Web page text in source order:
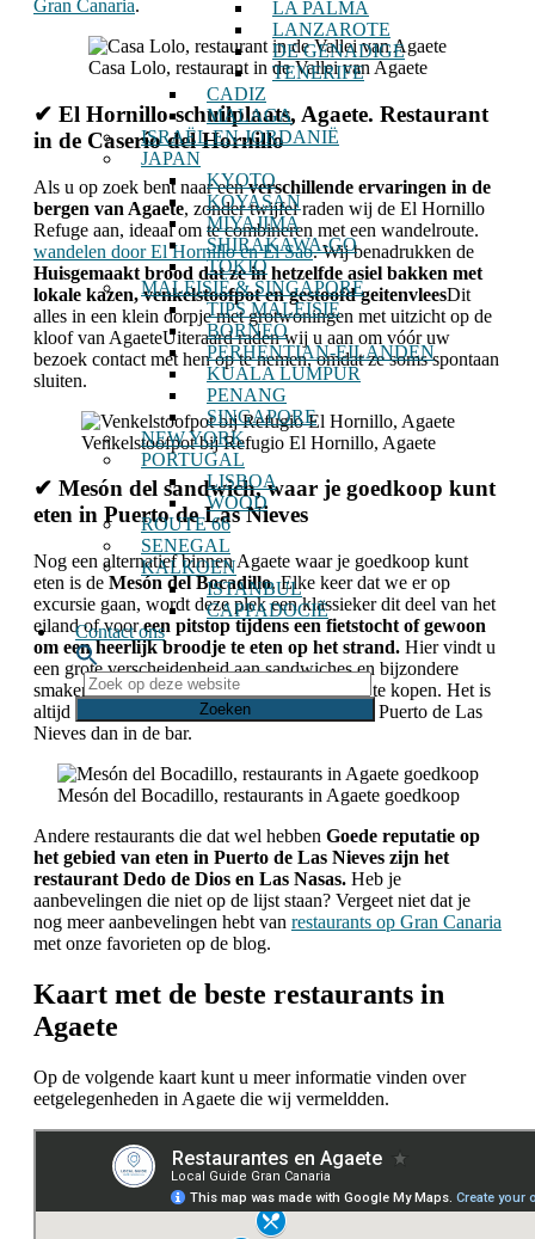
LA PALMA
LANZAROTE
DE GENADIGE
TENERIFE
CADIZ
MALAGA
ISRAËL EN JORDANIË
JAPAN
KYOTO
KOYASAN
MIYAJIMA
SHIRAKAWA-GO
TOKIO
MALEISIË & SINGAPORE
TIPS MALEISIË
BORNEO
PERHENTIAN-EILANDEN
KUALA LUMPUR
PENANG
SINGAPORE
NEW YORK
PORTUGAL
LISBOA
WOOD
ROUTE 66
SENEGAL
KALKOEN
ISTANBUL
CAPPADOCIË
Contact ons
Zoek
op
deze
website
Gran Canaria.
Casa Lolo, restaurant in de Vallei van Agaete
✔ El Hornillo-schuilplaats, Agaete. Restaurant
in de Caserío del Hornillo
Als u op zoek bent naar eenverschillende ervaringen in de
bergen van Agaete, zonder twijfel raden wij de El Hornillo
Refuge aan, ideaal om te combineren met een wandelroute.
wandelen door El Hornillo en El Sao. Wij benadrukken de
Huisgemaakt brood dat ze in hetzelfde asiel bakken met
lokale kazen, venkelstoofpot en gestoofd geitenvleesDit
alles in een klein dorpje met grotwoningen met uitzicht op de
kloof van AgaeteUiteraard raden wij u aan om vóór uw
bezoek contact met hen op te nemen, omdat ze soms spontaan
sluiten.
Venkelstoofpot bij Refugio El Hornillo, Agaete
✔ Mesón del sandwich, waar je goedkoop kunt
eten in Puerto de Las Nieves
Nog een alternatief binnen Agaete waar je goedkoop kunt
eten is de Mesón del Bocadillo. Elke keer dat we er op
excursie gaan, wordt deze plek een klassiekerdit deel van het
eiland of vooreen pitstop tijdens een fietstocht of gewoon
om een ​​heerlijk broodje te eten op het strand. Hier vindt u
een grote verscheidenheid aan sandwiches en bijzondere
smaken. De plaats is klein, we raden aan om te kopen. Het is
altijd een betere optie om ervan te genieten in Puerto de Las
Nieves dan in de bar.
Mesón del Bocadillo, restaurants in Agaete goedkoop
Andere restaurants die dat wel hebben Goede reputatie op
het gebied van eten in Puerto de Las Nieves zijn het
restaurant Dedo de Dios en Las Nasas. Heb je
aanbevelingen die niet op de lijst staan? Vergeet niet dat je
nog meer aanbevelingen hebt van restaurants op Gran Canaria
met onze favorieten op de blog.
Kaart met de beste restaurants in
Agaete
Op de volgende kaart kunt u meer informatie vinden over
eetgelegenheden in Agaete die wij vermeldden.